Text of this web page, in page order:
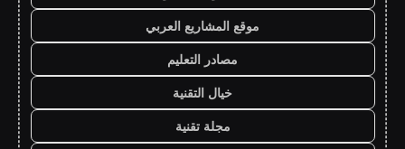
موقع المشاريع العربي
مصادر التعليم
خيال التقنية
مجلة تقنية